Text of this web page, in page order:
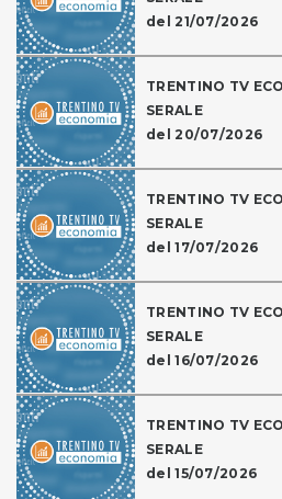
del 21/07/2026
TRENTINO TV
SERALE
del 20/07/2026
TRENTINO TV
SERALE
del 17/07/2026
TRENTINO TV
SERALE
del 16/07/2026
TRENTINO TV
SERALE
del 15/07/2026